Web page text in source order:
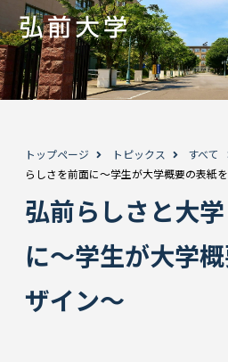
トップページ トピックス すべて
らしさを前面に～学生が大学概要の表紙
弘前らしさと大
に～学生が大学
ザイン～